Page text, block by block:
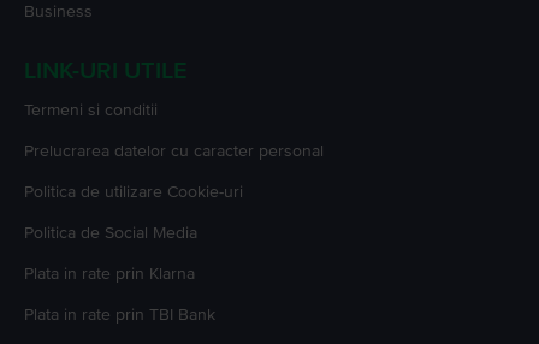
Business
LINK-URI UTILE
Termeni si conditii
Prelucrarea datelor cu caracter personal
Politica de utilizare Cookie-uri
Politica de Social Media
Plata in rate prin Klarna
Plata in rate prin TBI Bank